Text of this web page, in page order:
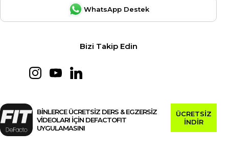
WhatsApp Destek
Bizi Takip Edin
BİNLERCE ÜCRETSİZ DERS & EGZERSİZ
VİDEOLARI İÇİN DEFACTOFIT
UYGULAMASINI
ÜCRETSİZ
İNDİR